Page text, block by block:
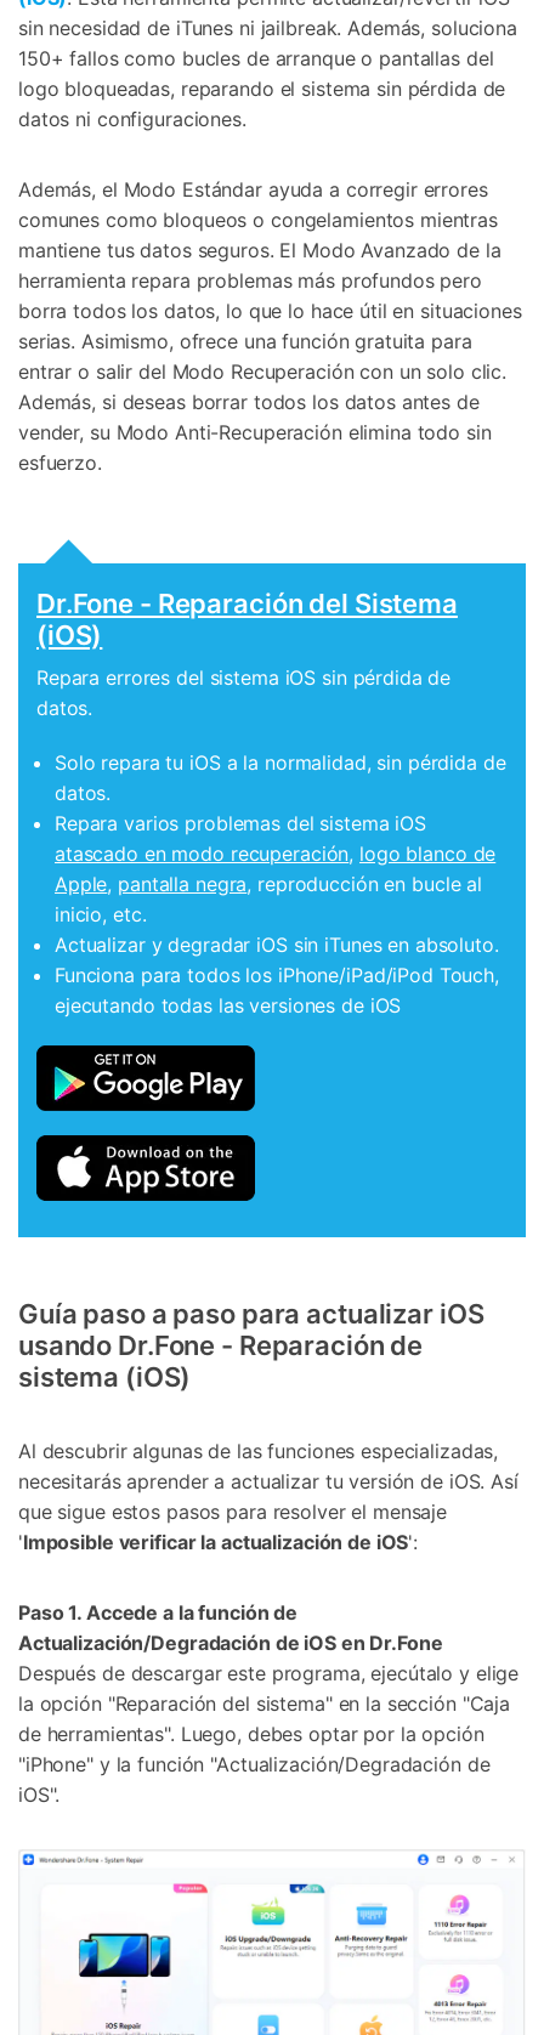
sin necesidad de iTunes ni jailbreak. Además, soluciona
150+ fallos como bucles de arranque o pantallas del
logo bloqueadas, reparando el sistema sin pérdida de
datos ni configuraciones.
Además, el Modo Estándar ayuda a corregir errores
comunes como bloqueos o congelamientos mientras
mantiene tus datos seguros. El Modo Avanzado de la
herramienta repara problemas más profundos pero
borra todos los datos, lo que lo hace útil en situaciones
serias. Asimismo, ofrece una función gratuita para
entrar o salir del Modo Recuperación con un solo clic.
Además, si deseas borrar todos los datos antes de
vender, su Modo Anti-Recuperación elimina todo sin
esfuerzo.
Dr.Fone - Reparación del Sistema
(iOS)
Repara errores del sistema iOS sin pérdida de
datos.
Solo repara tu iOS a la normalidad, sin pérdida de
datos.
Repara varios problemas del sistema iOS
atascado en modo recuperación, logo blanco de
Apple, pantalla negra, reproducción en bucle al
inicio, etc.
Actualizar y degradar iOS sin iTunes en absoluto.
Funciona para todos los iPhone/iPad/iPod Touch,
ejecutando todas las versiones de iOS
Guía paso a paso para actualizar iOS
usando Dr.Fone - Reparación de
sistema (iOS)
Al descubrir algunas de las funciones especializadas,
necesitarás aprender a actualizar tu versión de iOS. Así
que sigue estos pasos para resolver el mensaje
'Imposible verificar la actualización de iOS':
Paso 1. Accede a la función de
Actualización/Degradación de iOS en Dr.Fone
Después de descargar este programa, ejecútalo y elige
la opción "Reparación del sistema" en la sección "Caja
de herramientas". Luego, debes optar por la opción
"iPhone" y la función "Actualización/Degradación de
iOS".